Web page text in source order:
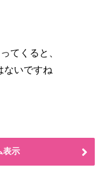
てくると、
ないですね
表示